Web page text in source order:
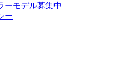
ーモデル募集中
ー